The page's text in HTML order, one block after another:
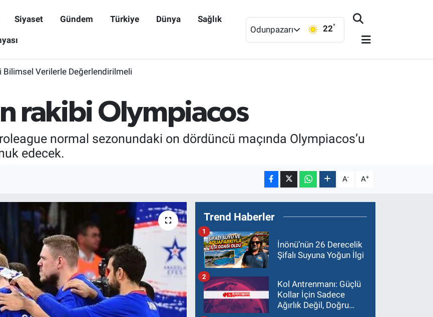
Siyaset Gündem Türkiye Dünya Sağlık
Odunpazarı 22°
Bilimsel Verilerle Değerlendirilmeli
rakibi Olympiacos
normal sezonundaki on dördüncü maçında Olympiacos’u
edecek.
A- A+
Trend Haberler
İnönü’nün 26 Derecelik
Şifalı Suyuna Yoğun İlgi
1
Kol Antrenmanı: Güçlü
Kollar İçin Sadece
Ağırlık Değil, Doğru
2